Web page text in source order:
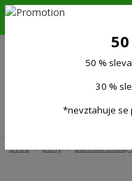
6.-16.8.26. DOVOLENÁ !!! 50
(Po-Pá 9:00-
Úvod Ženy Dámská trička,
50 %
30 %
*nevztahuje se